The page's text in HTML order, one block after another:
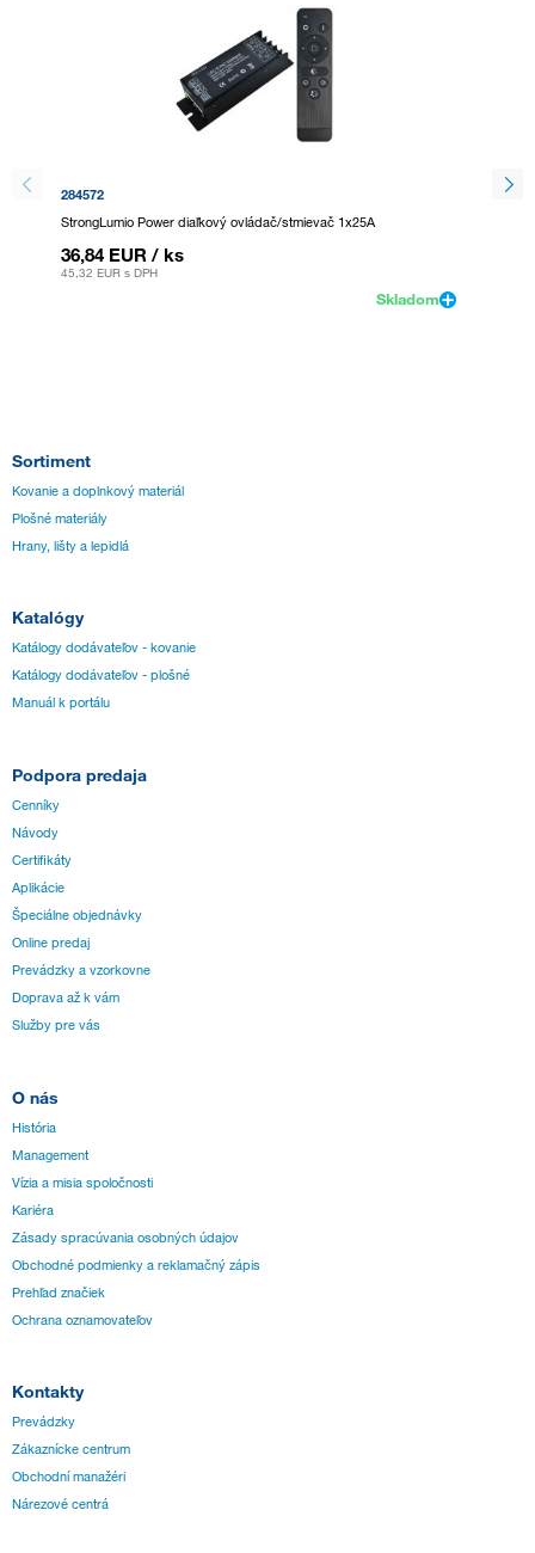
284572
StrongLumio Power diaľkový ovládač/stmievač 1x25A
36,84 EUR / ks
45,32 EUR s DPH
Skladom
359916
Sortiment
Kovanie a doplnkový materiál
Plošné materiály
Hrany, lišty a lepidlá
Katalógy
Katálogy dodávateľov - kovanie
Katálogy dodávateľov - plošné
Manuál k portálu
Podpora predaja
Cenníky
Návody
Certifikáty
Aplikácie
Špeciálne objednávky
Online predaj
Prevádzky a vzorkovne
Doprava až k vám
Služby pre vás
O nás
História
Management
Vízia a misia spoločnosti
Kariéra
Zásady spracúvania osobných údajov
Obchodné podmienky a reklamačný zápis
Prehľad značiek
Ochrana oznamovateľov
Kontakty
Prevádzky
Zákaznícke centrum
Obchodní manažéri
Nárezové centrá